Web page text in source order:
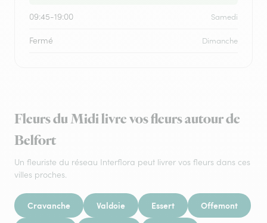
09:45-19:00 Samedi
Fermé Dimanche
Fleurs du Midi livre vos fleurs autour de
Belfort
Un fleuriste du réseau Interflora peut livrer vos fleurs dans ces
villes proches.
Cravanche Valdoie Essert Offemont